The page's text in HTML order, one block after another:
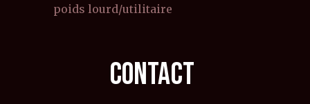
poids lourd/utilitaire
CONTACT